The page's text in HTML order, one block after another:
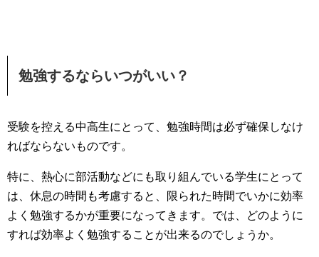
勉強するならいつがいい？
受験を控える中高生にとって、勉強時間は必ず確保しなけ
ればならないものです。
特に、熱心に部活動などにも取り組んでいる学生にとって
は、休息の時間も考慮すると、限られた時間でいかに効率
よく勉強するかが重要になってきます。では、どのように
すれば効率よく勉強することが出来るのでしょうか。